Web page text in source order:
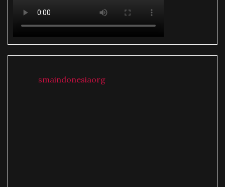
smaindonesiaorg